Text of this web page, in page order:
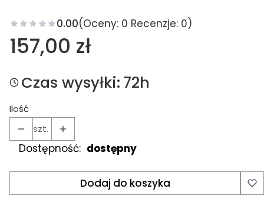
0.00(Oceny: 0 Recenzje: 0)
Cena
157,00 zł
Czas wysyłki:72h
Ilość
szt.
Dostępność: dostępny
Dodaj do koszyka